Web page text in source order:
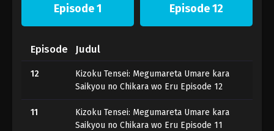
Episode 1 Episode 12
Episode Judul
12
Kizoku Tensei: Megumareta Umare kara
Saikyou no Chikara wo Eru Episode 12
11
Kizoku Tensei: Megumareta Umare kara
Saikyou no Chikara wo Eru Episode 11